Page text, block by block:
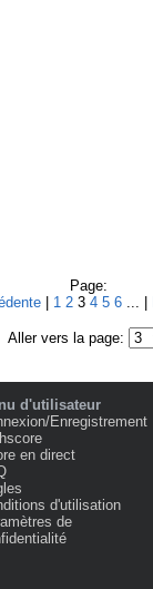
Page:
1 2 3 4 5 6 ... |
Aller vers la page:
d'utilisateur
Enregistrement
en direct
d'utilisation
de